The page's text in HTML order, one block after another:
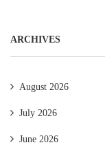
ARCHIVES
August 2026
July 2026
June 2026